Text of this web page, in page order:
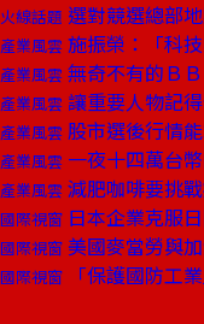
火線話題 選對競選總部
產業風雲 施振榮：「科
產業風雲 無奇不有的Ｂ
產業風雲 讓重要人物記
產業風雲 股市選後行情
產業風雲 一夜十四萬台
產業風雲 減肥咖啡要挑
國際視窗 日本企業克服
國際視窗 美國麥當勞與
國際視窗 「保護國防工